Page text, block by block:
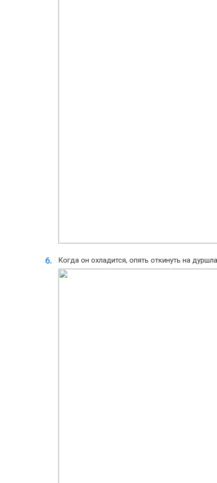
Когда он охладится, опять откинуть на